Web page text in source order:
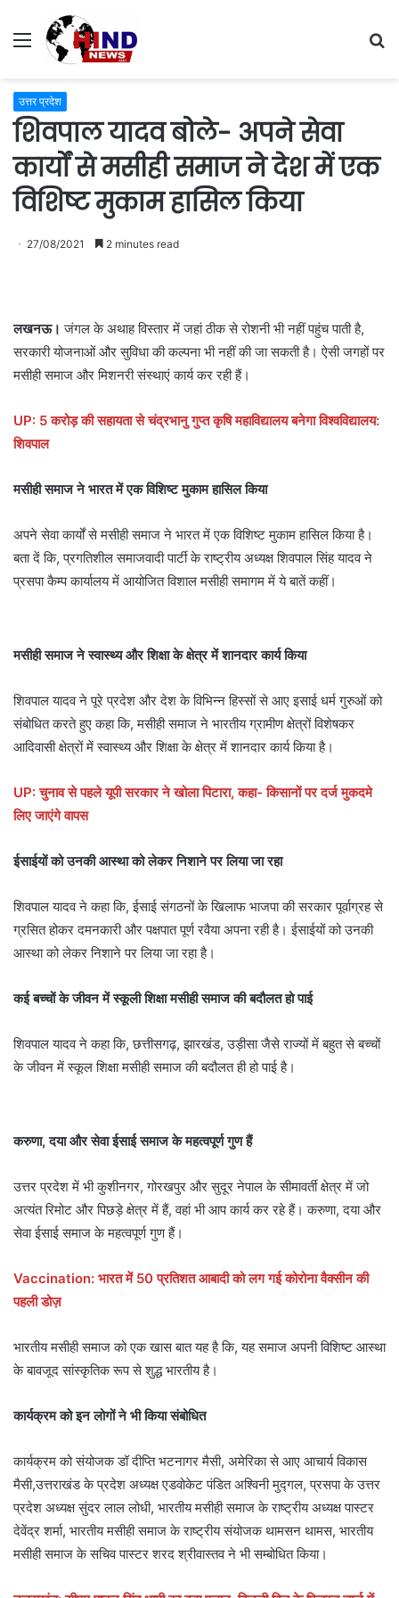
Menu
उत्तर प्रदेश
शिवपाल यादव बोले- अपने सेवा
कार्यों से मसीही समाज ने देश में एक
विशिष्ट मुकाम हासिल किया
27/08/2021 2 minutes read
लखनऊ। जंगल के अथाह विस्तार में जहां ठीक से रोशनी भी नहीं पहुंच पाती है,
सरकारी योजनाओं और सुविधा की कल्पना भी नहीं की जा सकती है। ऐसी जगहों पर
मसीही समाज और मिशनरी संस्थाएं कार्य कर रही हैं।
UP: 5 करोड़ की सहायता से चंद्रभानु गुप्त कृषि महाविद्यालय बनेगा विश्वविद्यालय:
शिवपाल
मसीही समाज ने भारत में एक विशिष्ट मुकाम हासिल किया
अपने सेवा कार्यों से मसीही समाज ने भारत में एक विशिष्ट मुकाम हासिल किया है।
बता दें कि, प्रगतिशील समाजवादी पार्टी के राष्ट्रीय अध्यक्ष शिवपाल सिंह यादव ने
प्रसपा कैम्प कार्यालय में आयोजित विशाल मसीही समागम में ये बातें कहीं।
मसीही समाज ने स्वास्थ्य और शिक्षा के क्षेत्र में शानदार कार्य किया
शिवपाल यादव ने पूरे प्रदेश और देश के विभिन्न हिस्सों से आए इसाई धर्म गुरुओं को
संबोधित करते हुए कहा कि, मसीही समाज ने भारतीय ग्रामीण क्षेत्रों विशेषकर
आदिवासी क्षेत्रों में स्वास्थ्य और शिक्षा के क्षेत्र में शानदार कार्य किया है।
UP: चुनाव से पहले यूपी सरकार ने खोला पिटारा, कहा- किसानों पर दर्ज मुकदमे
लिए जाएंगे वापस
ईसाईयों को उनकी आस्था को लेकर निशाने पर लिया जा रहा
शिवपाल यादव ने कहा कि, ईसाई संगठनों के खिलाफ भाजपा की सरकार पूर्वाग्रह से
ग्रसित होकर दमनकारी और पक्षपात पूर्ण रवैया अपना रही है। ईसाईयों को उनकी
आस्था को लेकर निशाने पर लिया जा रहा है।
कई बच्चों के जीवन में स्कूली शिक्षा मसीही समाज की बदौलत हो पाई
शिवपाल यादव ने कहा कि, छत्तीसगढ़, झारखंड, उड़ीसा जैसे राज्यों में बहुत से बच्चों
के जीवन में स्कूल शिक्षा मसीही समाज की बदौलत ही हो पाई है।
करुणा, दया और सेवा ईसाई समाज के महत्वपूर्ण गुण हैं
उत्तर प्रदेश में भी कुशीनगर, गोरखपुर और सुदूर नेपाल के सीमावर्ती क्षेत्र में जो
अत्यंत रिमोट और पिछड़े क्षेत्र में हैं, वहां भी आप कार्य कर रहे हैं। करुणा, दया और
सेवा ईसाई समाज के महत्वपूर्ण गुण हैं।
Vaccination: भारत में 50 प्रतिशत आबादी को लग गई कोरोना वैक्सीन की
पहली डोज़
भारतीय मसीही समाज को एक खास बात यह है कि, यह समाज अपनी विशिष्ट आस्था
के बावजूद सांस्कृतिक रूप से शुद्ध भारतीय है।
कार्यक्रम को इन लोगों ने भी किया संबोधित
कार्यक्रम को संयोजक डॉ दीप्ति भटनागर मैसी, अमेरिका से आए आचार्य विकास
मैसी,उत्तराखंड के प्रदेश अध्यक्ष एडवोकेट पंडित अश्विनी मुद्गल, प्रसपा के उत्तर
प्रदेश अध्यक्ष सुंदर लाल लोधी, भारतीय मसीही समाज के राष्ट्रीय अध्यक्ष पास्टर
देवेंद्र शर्मा, भारतीय मसीही समाज के राष्ट्रीय संयोजक थामसन थामस, भारतीय
मसीही समाज के सचिव पास्टर शरद श्रीवास्तव ने भी सम्बोधित किया।